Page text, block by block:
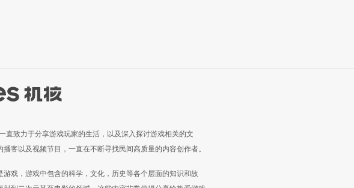
直致力于分享游戏玩家的生活，以及深入探讨游戏相关的文
客以及视频节目，一直在不断寻找民间高质量的内容创作者。
游戏，游戏中包含的科学，文化，历史等各个层面的知识和故